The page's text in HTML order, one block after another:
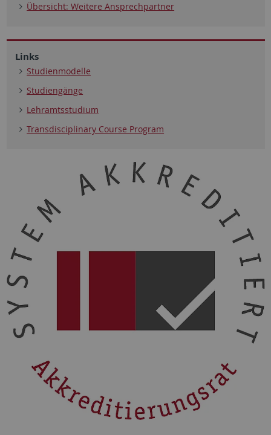
Übersicht: Weitere Ansprechpartner
Links
Studienmodelle
Studiengänge
Lehramtsstudium
Transdisciplinary Course Program